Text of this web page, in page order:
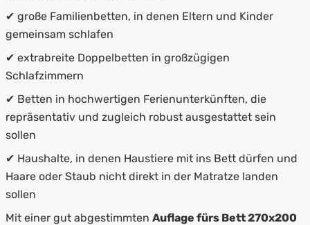
✔ große Familienbetten, in denen Eltern und Kinder
gemeinsam schlafen
✔ extrabreite Doppelbetten in großzügigen
Schlafzimmern
✔ Betten in hochwertigen Ferienunterkünften, die
repräsentativ und zugleich robust ausgestattet sein
sollen
✔ Haushalte, in denen Haustiere mit ins Bett dürfen und
Haare oder Staub nicht direkt in der Matratze landen
sollen
Mit einer gut abgestimmten Auflage fürs Bett 270x200